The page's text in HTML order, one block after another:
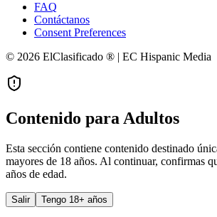
FAQ
Contáctanos
Consent Preferences
© 2026 ElClasificado ® | EC Hispanic Media
Contenido para Adultos
Esta sección contiene contenido destinado
mayores de 18 años. Al continuar, confirmas
años de edad.
Salir Tengo 18+ años